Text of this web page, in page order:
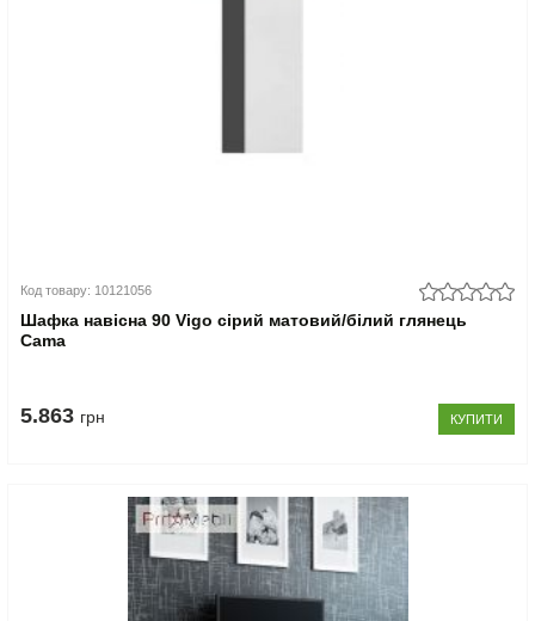
Код товару: 10121056
Шафка навісна 90 Vigo сірий матовий/білий глянець
Cama
5.863 грн КУПИТИ